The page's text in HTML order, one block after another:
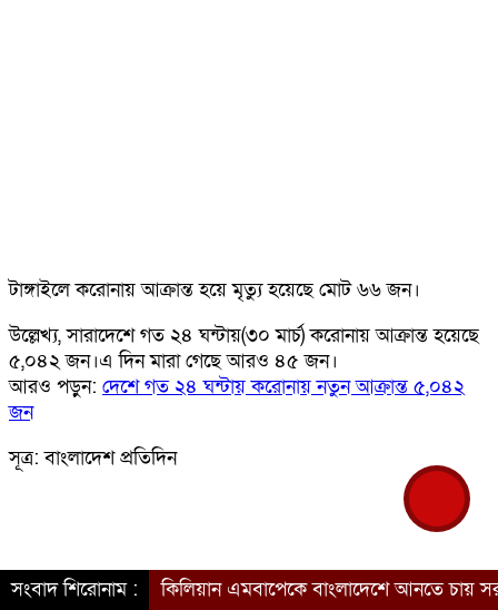
সংবাদ শিরোনাম :কিলিয়ান এমবাপেকে বাংলাদেশে আনতে চায় সরকার
টাঙ্গাইলে করোনায় আক্রান্ত হয়ে মৃত্যু হয়েছে মোট ৬৬ জন।
উল্লেখ্য, সারাদেশে গত ২৪ ঘন্টায়(৩০ মার্চ) করোনায় আক্রান্ত হয়েছে
৫,০৪২ জন।এ দিন মারা গেছে আরও ৪৫ জন।
আরও পড়ুন: দেশে গত ২৪ ঘন্টায় করোনায় নতুন আক্রান্ত ৫,০৪২
জন
সূত্র: বাংলাদেশ প্রতিদিন